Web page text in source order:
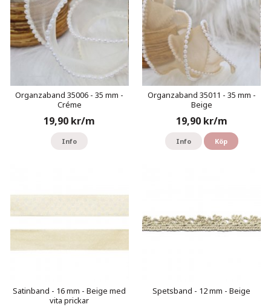
Organzaband 35006 - 35 mm -
Créme
19,90 kr/m
Info
Organzaband 35011 - 35 mm -
Beige
19,90 kr/m
Info Köp
Satinband - 16 mm - Beige med
vita prickar
Spetsband - 12 mm - Beige